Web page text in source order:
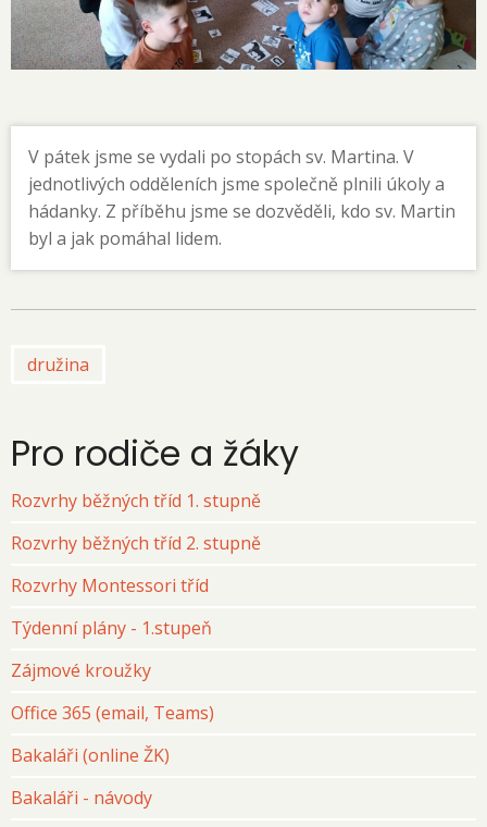
V pátek jsme se vydali po stopách sv. Martina. V
jednotlivých odděleních jsme společně plnili úkoly a
hádanky. Z příběhu jsme se dozvěděli, kdo sv. Martin
byl a jak pomáhal lidem.
družina
Pro rodiče a žáky
Rozvrhy běžných tříd 1. stupně
Rozvrhy běžných tříd 2. stupně
Rozvrhy Montessori tříd
Týdenní plány - 1.stupeň
Zájmové kroužky
Office 365 (email, Teams)
Bakaláři (online ŽK)
Bakaláři - návody